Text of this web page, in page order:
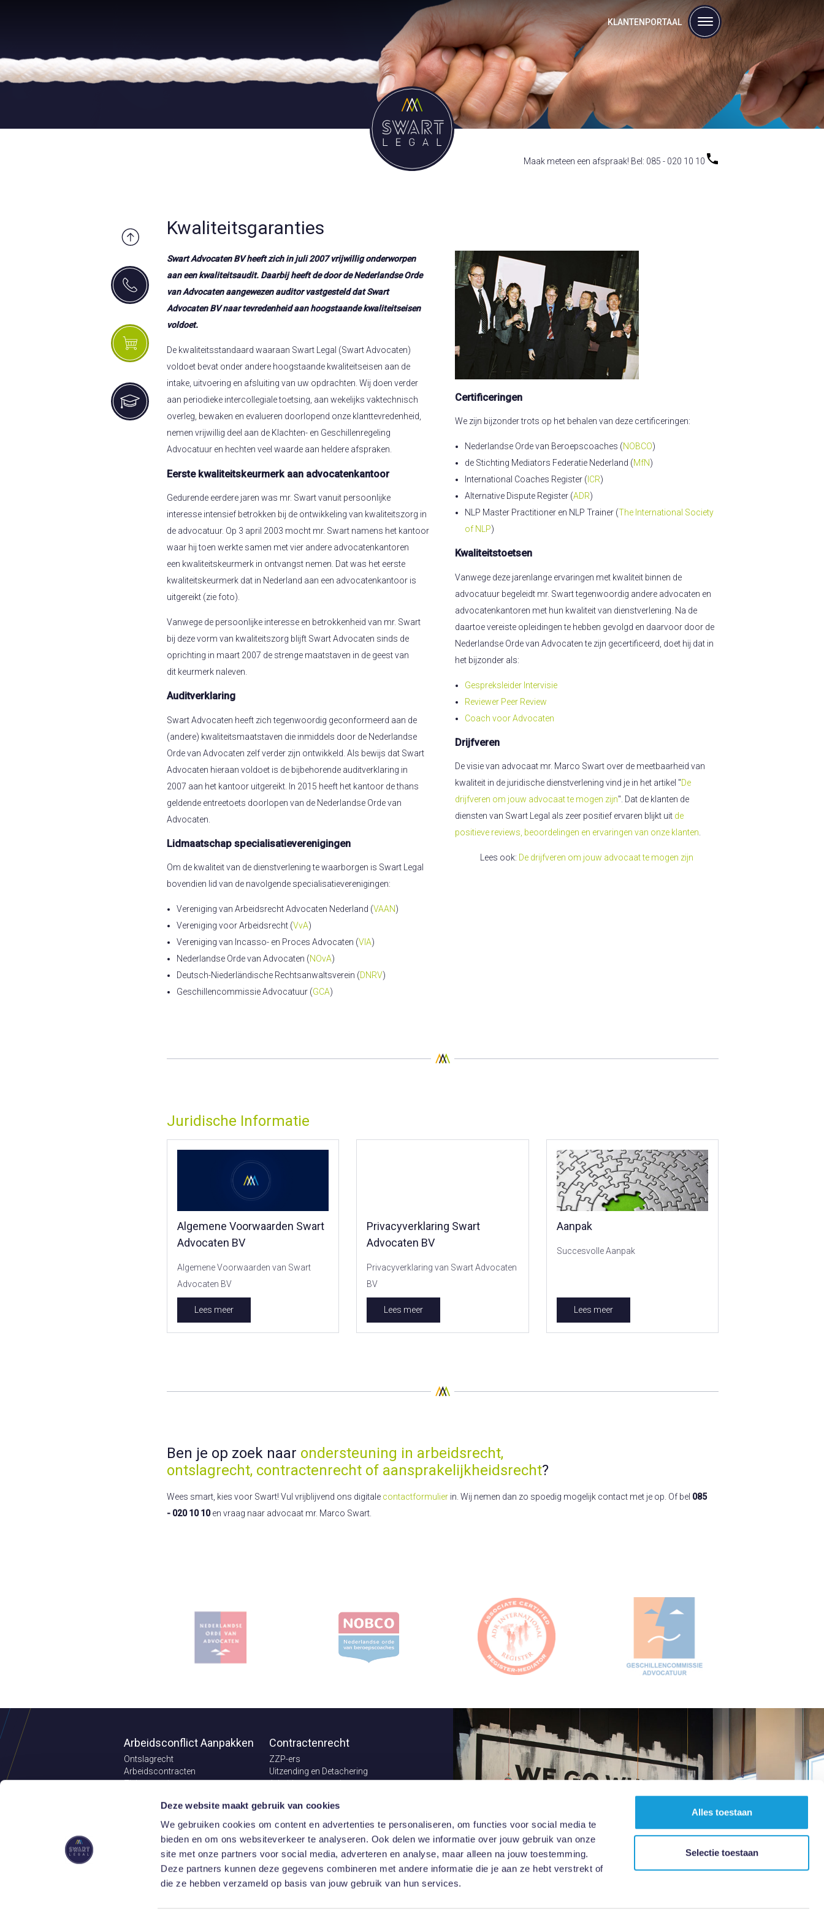
Deze website maakt gebruik van cookies
We gebruiken cookies om content en advertenties te personaliseren, om functies voor social media te
bieden en om ons websiteverkeer te analyseren. Ook delen we informatie over jouw gebruik van onze
site met onze partners voor social media, adverteren en analyse, maar alleen na jouw toestemming.
Deze partners kunnen deze gegevens combineren met andere informatie die je aan ze hebt verstrekt of
die ze hebben verzameld op basis van jouw gebruik van hun services.
Alles toestaan
Selectie toestaan
KLANTENPORTAAL
Maak meteen een afspraak! Bel: 085 - 020 10 10
Kwaliteitsgaranties
Swart Advocaten BV heeft zich in juli 2007 vrijwillig onderworpen
aan een kwaliteitsaudit. Daarbij heeft de door de Nederlandse Orde
van Advocaten aangewezen auditor vastgesteld dat Swart
Advocaten BV naar tevredenheid aan hoogstaande kwaliteitseisen
voldoet.
De kwaliteitsstandaard waaraan Swart Legal (Swart Advocaten)
voldoet bevat onder andere hoogstaande kwaliteitseisen aan de
intake, uitvoering en afsluiting van uw opdrachten. Wij doen verder
aan periodieke intercollegiale toetsing, aan wekelijks vaktechnisch
overleg, bewaken en evalueren doorlopend onze klanttevredenheid,
nemen vrijwillig deel aan de Klachten- en Geschillenregeling
Advocatuur en hechten veel waarde aan heldere afspraken.
Eerste kwaliteitskeurmerk aan advocatenkantoor
Gedurende eerdere jaren was mr. Swart vanuit persoonlijke
interesse intensief betrokken bij de ontwikkeling van kwaliteitszorg in
de advocatuur. Op 3 april 2003 mocht mr. Swart namens het kantoor
waar hij toen werkte samen met vier andere advocatenkantoren
een kwaliteitskeurmerk in ontvangst nemen. Dat was het eerste
kwaliteitskeurmerk dat in Nederland aan een advocatenkantoor is
uitgereikt (zie foto).
Vanwege de persoonlijke interesse en betrokkenheid van mr. Swart
bij deze vorm van kwaliteitszorg blijft Swart Advocaten sinds de
oprichting in maart 2007 de strenge maatstaven in de geest van
dit keurmerk naleven.
Auditverklaring
Swart Advocaten heeft zich tegenwoordig geconformeerd aan de
(andere) kwaliteitsmaatstaven die inmiddels door de Nederlandse
Orde van Advocaten zelf verder zijn ontwikkeld. Als bewijs dat Swart
Advocaten hieraan voldoet is de bijbehorende auditverklaring in
2007 aan het kantoor uitgereikt. In 2015 heeft het kantoor de thans
geldende entreetoets doorlopen van de Nederlandse Orde van
Advocaten.
Lidmaatschap specialisatieverenigingen
Om de kwaliteit van de dienstverlening te waarborgen is Swart Legal
bovendien lid van de navolgende specialisatieverenigingen:
Vereniging van Arbeidsrecht Advocaten Nederland (VAAN)
Vereniging voor Arbeidsrecht (VvA)
Vereniging van Incasso- en Proces Advocaten (VIA)
Nederlandse Orde van Advocaten (NOvA)
Deutsch-Niederländische Rechtsanwaltsverein (DNRV)
Geschillencommissie Advocatuur (GCA)
Certificeringen
We zijn bijzonder trots op het behalen van deze certificeringen:
Nederlandse Orde van Beroepscoaches (NOBCO)
de Stichting Mediators Federatie Nederland (MfN)
International Coaches Register ( ICR)
Alternative Dispute Register (ADR)
NLP Master Practitioner en NLP Trainer (The International Society
of NLP)
Kwaliteitstoetsen
Vanwege deze jarenlange ervaringen met kwaliteit binnen de
advocatuur begeleidt mr. Swart tegenwoordig andere advocaten en
advocatenkantoren met hun kwaliteit van dienstverlening. Na de
daartoe vereiste opleidingen te hebben gevolgd en daarvoor door de
Nederlandse Orde van Advocaten te zijn gecertificeerd, doet hij dat in
het bijzonder als:
Gespreksleider Intervisie
Reviewer Peer Review
Coach voor Advocaten
Drijfveren
De visie van advocaat mr. Marco Swart over de meetbaarheid van
kwaliteit in de juridische dienstverlening vind je in het artikel "De
drijfveren om jouw advocaat te mogen zijn". Dat de klanten de
diensten van Swart Legal als zeer positief ervaren blijkt uit de
positieve reviews, beoordelingen en ervaringen van onze klanten.
Lees ook: De drijfveren om jouw advocaat te mogen zijn
Juridische Informatie
Algemene Voorwaarden Swart
Advocaten BV
Algemene Voorwaarden van Swart
Advocaten BV
Lees meer
Privacyverklaring Swart
Advocaten BV
Privacyverklaring van Swart Advocaten
BV
Lees meer
Aanpak
Succesvolle Aanpak
Lees meer
Ben je op zoek naar ondersteuning in arbeidsrecht,
ontslagrecht, contractenrecht of aansprakelijkheidsrecht?
Wees smart, kies voor Swart! Vul vrijblijvend ons digitale contactformulier in. Wij nemen dan zo spoedig mogelijk contact met je op. Of bel 085
- 020 10 10en vraag naar advocaat mr. Marco Swart.
Arbeidsconflict Aanpakken
Ontslagrecht
Arbeidscontracten
Ziekteverzuim
Aansprakelijkheid
Loonvordering
Concurrentiebeding
Juridische Updates
Contractenrecht
ZZP-ers
Uitzending en Detachering
Arbeidsvoorwaarden
Verzekeringsrecht
Ondernemingsrecht
Excellent in Conflict Management
Vastgoedrecht
Bel ons: 085 - 020 10 10